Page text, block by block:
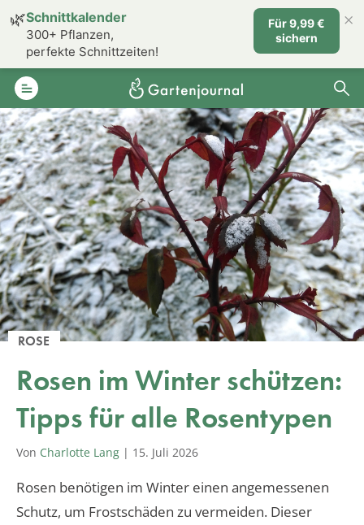
ROSE
Rosen im Winter schützen:
Tipps für alle Rosentypen
Von Charlotte Lang | 15. Juli 2026
Rosen benötigen im Winter einen angemessenen
Schutz, um Frostschäden zu vermeiden. Dieser
🌿Schnittkalender
300+ Pflanzen,
perfekte Schnittzeiten!
Für 9,99 €
sichern
×